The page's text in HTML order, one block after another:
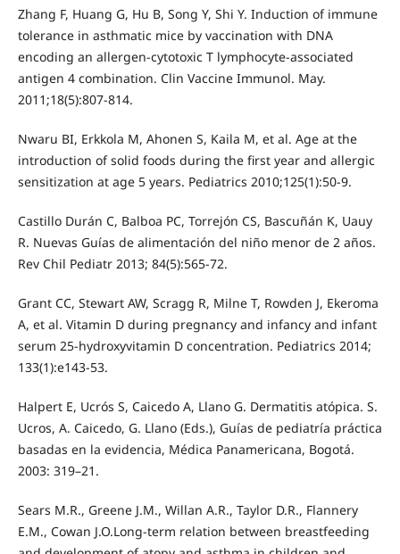
Zhang F, Huang G, Hu B, Song Y, Shi Y. Induction of immune
tolerance in asthmatic mice by vaccination with DNA
encoding an allergen-cytotoxic T lymphocyte-associated
antigen 4 combination. Clin Vaccine Immunol. May.
2011;18(5):807-814.
Nwaru BI, Erkkola M, Ahonen S, Kaila M, et al. Age at the
introduction of solid foods during the first year and allergic
sensitization at age 5 years. Pediatrics 2010;125(1):50-9.
Castillo Durán C, Balboa PC, Torrejón CS, Bascuñán K, Uauy
R. Nuevas Guías de alimentación del niño menor de 2 años.
Rev Chil Pediatr 2013; 84(5):565-72.
Grant CC, Stewart AW, Scragg R, Milne T, Rowden J, Ekeroma
A, et al. Vitamin D during pregnancy and infancy and infant
serum 25-hydroxyvitamin D concentration. Pediatrics 2014;
133(1):e143-53.
Halpert E, Ucrós S, Caicedo A, Llano G. Dermatitis atópica. S.
Ucros, A. Caicedo, G. Llano (Eds.), Guías de pediatría práctica
basadas en la evidencia, Médica Panamericana, Bogotá.
2003: 319–21.
Sears M.R., Greene J.M., Willan A.R., Taylor D.R., Flannery
E.M., Cowan J.O.Long-term relation between breastfeeding